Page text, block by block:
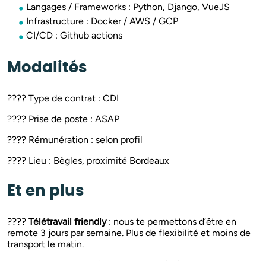
Langages / Frameworks : Python, Django, VueJS
Infrastructure : Docker / AWS / GCP
CI/CD : Github actions
Modalités
???? Type de contrat : CDI
???? Prise de poste : ASAP
???? Rémunération : selon profil
???? Lieu : Bègles, proximité Bordeaux
Et en plus
???? Télétravail friendly: nous te permettons d’être en
remote 3 jours par semaine. Plus de flexibilité et moins de
transport le matin.